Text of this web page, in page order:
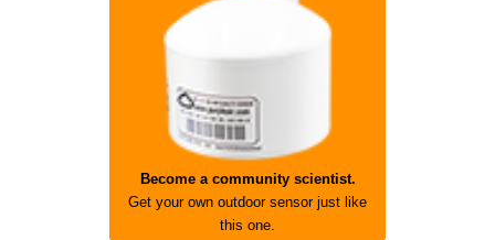
Become a community scientist.
Get your own outdoor sensor just like
this one.